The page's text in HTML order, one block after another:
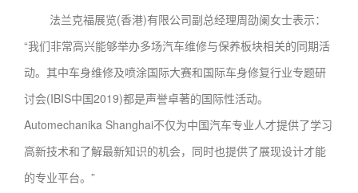
法兰克福展览(香港)有限公司副总经理周劭阑女士表示：
“我们非常高兴能够举办多场汽车维修与保养板块相关的同期活
动。其中车身维修及喷涂国际大赛和国际车身修复行业专题研
讨会(IBIS中国2019)都是声誉卓著的国际性活动。
Automechanika Shanghai不仅为中国汽车专业人才提供了学习
高新技术和了解最新知识的机会，同时也提供了展现设计才能
的专业平台。”